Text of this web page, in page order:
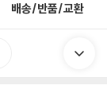
배송/반품/교환